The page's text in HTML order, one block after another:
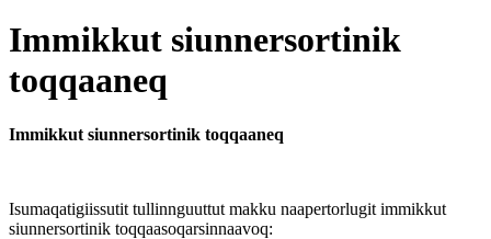
Immikkut siunnersortinik
toqqaaneq
Immikkut siunnersortinik toqqaaneq
Isumaqatigiissutit tullinnguuttut makku naapertorlugit immikkut
siunnersortinik toqqaasoqarsinnaavoq: